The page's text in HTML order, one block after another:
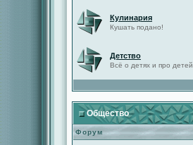
Кулинария
Кушать подано!
Детство
Всё о детях и про детей
Общество
Форум